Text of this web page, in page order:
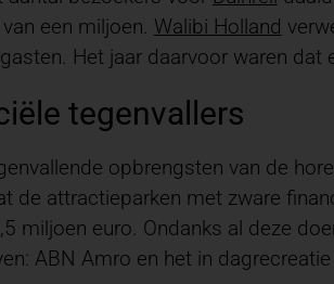
een miljoen. Walibi Holland
Het jaar daarvoor waren dat
tegenvallers
opbrengsten van de
de attractieparken met zware
miljoen euro. Ondanks al deze
ABN Amro en het in